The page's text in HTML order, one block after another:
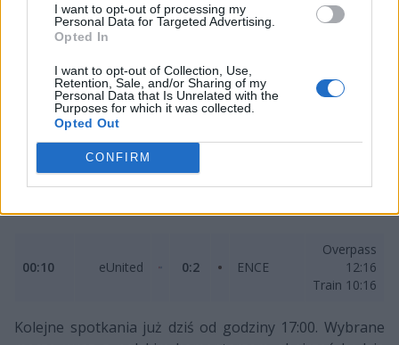
I want to opt-out of processing my
Personal Data for Targeted Advertising.
Opted In
I want to opt-out of Collection, Use,
Retention, Sale, and/or Sharing of my
Personal Data that Is Unrelated with the
Purposes for which it was collected.
Opted Out
CONFIRM
27 września
Mecz wygranych grupy A
Team
Liquid
Esports
Dust2 16:3
Overpass
00:10 eUnited 0:2 ENCE
Overpass
12:16
Train 10:16
Kolejne spotkania już dziś od godziny 17:00. Wybrane